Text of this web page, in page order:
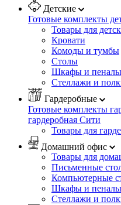
Детские
Готовые комплекты
Товары для
Кровати
Комоды и тумбы
Столы
Шкафы и пеналы
Стеллажи и
Гардеробные
Готовые комплекты
гардеробная Сити
Товары для
Домашний офис
Товары для
Письменные
Компьютерные
Шкафы и пеналы
Стеллажи и